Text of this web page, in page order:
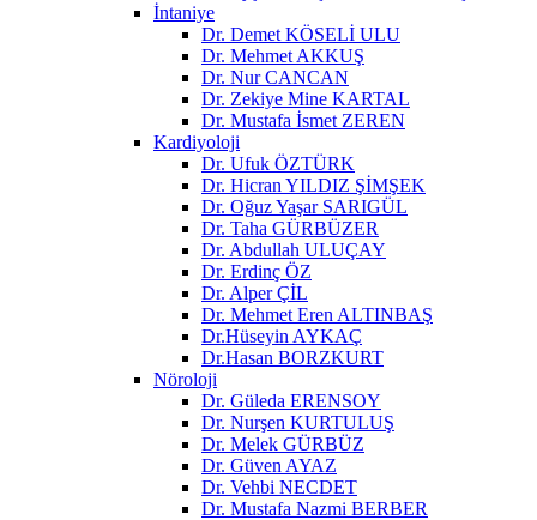
İntaniye
Dr. Demet KÖSELİ ULU
Dr. Mehmet AKKUŞ
Dr. Nur CANCAN
Dr. Zekiye Mine KARTAL
Dr. Mustafa İsmet ZEREN
Kardiyoloji
Dr. Ufuk ÖZTÜRK
Dr. Hicran YILDIZ ŞİMŞEK
Dr. Oğuz Yaşar SARIGÜL
Dr. Taha GÜRBÜZER
Dr. Abdullah ULUÇAY
Dr. Erdinç ÖZ
Dr. Alper ÇİL
Dr. Mehmet Eren ALTINBAŞ
Dr.Hüseyin AYKAÇ
Dr.Hasan BORZKURT
Nöroloji
Dr. Güleda ERENSOY
Dr. Nurşen KURTULUŞ
Dr. Melek GÜRBÜZ
Dr. Güven AYAZ
Dr. Vehbi NECDET
Dr. Mustafa Nazmi BERBER